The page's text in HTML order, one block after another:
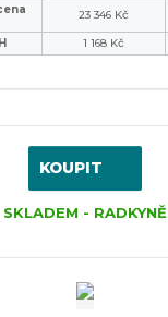
23 346 Kč
1 168 Kč
KOUPIT
SKLADEM - RADKYNĚ